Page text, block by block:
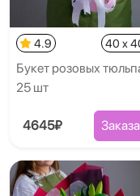
4.9 40 x
Букет розовых
25 шт
4645₽